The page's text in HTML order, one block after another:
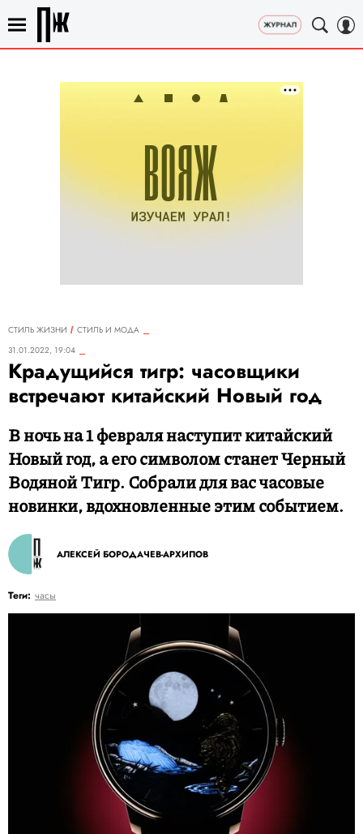
СТИЛЬ ЖИЗНИ
СТИЛЬ И МОДА
31.01.2022, 19:04
Крадущийся тигр: часовщики
встречают китайский Новый год
В ночь на 1 февраля наступит китайский
Новый год, а его символом станет Черный
Водяной Тигр. Собрали для вас часовые
новинки, вдохновленные этим событием.
АЛЕКСЕЙ БОРОДАЧЕВ-АРХИПОВ
Теги: часы